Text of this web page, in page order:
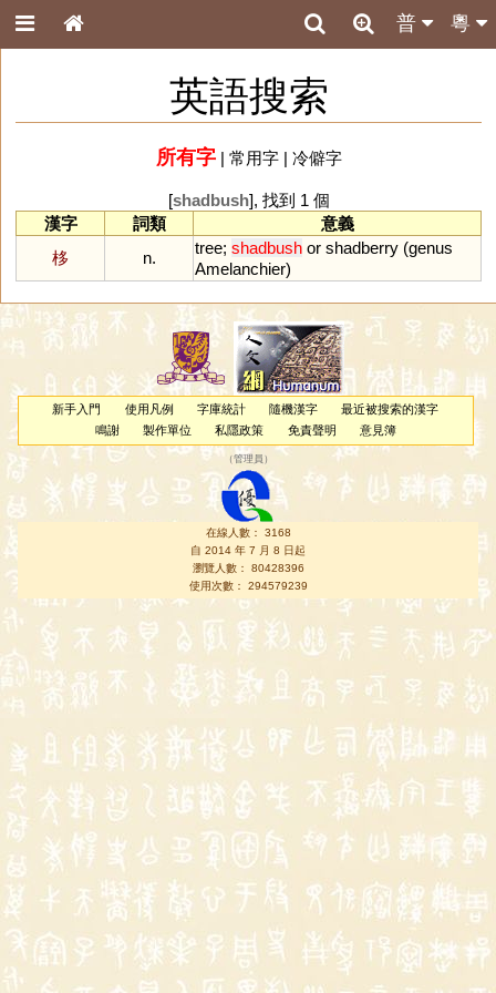
粵
普
英語搜索
所有字| 常用字| 冷僻字
[shadbush], 找到 1 個
漢字
詞類
意義
栘
n.
tree; shadbush or shadberry (genus
Amelanchier)
新手入門 使用凡例 字庫統計 隨機漢字
最近被搜索的漢字
鳴謝
製作單位 私隱政策 免責聲明 意見簿
（管理員 ）
在線人數： 3168
自 2014 年 7 月 8 日起
瀏覽人數： 80428396
使用次數： 294579239